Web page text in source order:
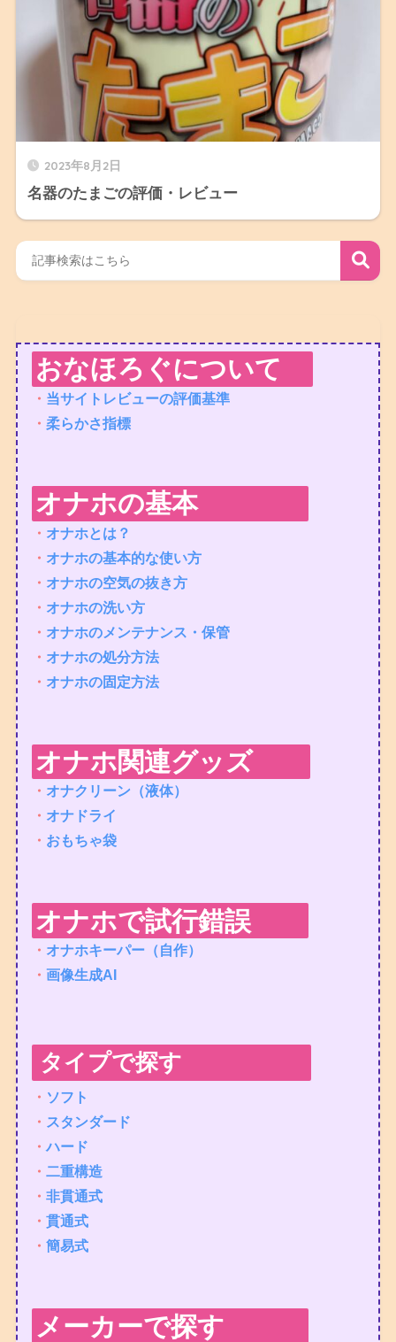
2023年8月2日
名器のたまごの評価・レビュー
おなほろぐについて
・ 当サイトレビューの評価基準
・ 柔らかさ指標
オナホの基本
・ オナホとは？
・ オナホの基本的な使い方
・ オナホの空気の抜き方
・ オナホの洗い方
・ オナホのメンテナンス・保管
・ オナホの処分方法
・ オナホの固定方法
オナホ関連グッズ
・ オナクリーン（液体）
・ オナドライ
・ おもちゃ袋
オナホで試行錯誤
・ オナホキーパー（自作）
・ 画像生成AI
タイプで探す
・ ソフト
・ スタンダード
・ハード
・ 二重構造
・ 非貫通式
・ 貫通式
・ 簡易式
メーカーで探す